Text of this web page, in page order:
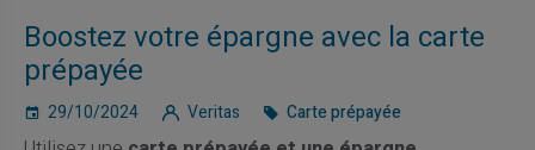
Boostez votre épargne avec la carte
prépayée
29/10/2024 Veritas Carte prépayée